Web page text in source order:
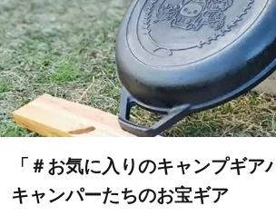
「＃お気に入りのキャンプギア
キャンパーたちのお宝ギア